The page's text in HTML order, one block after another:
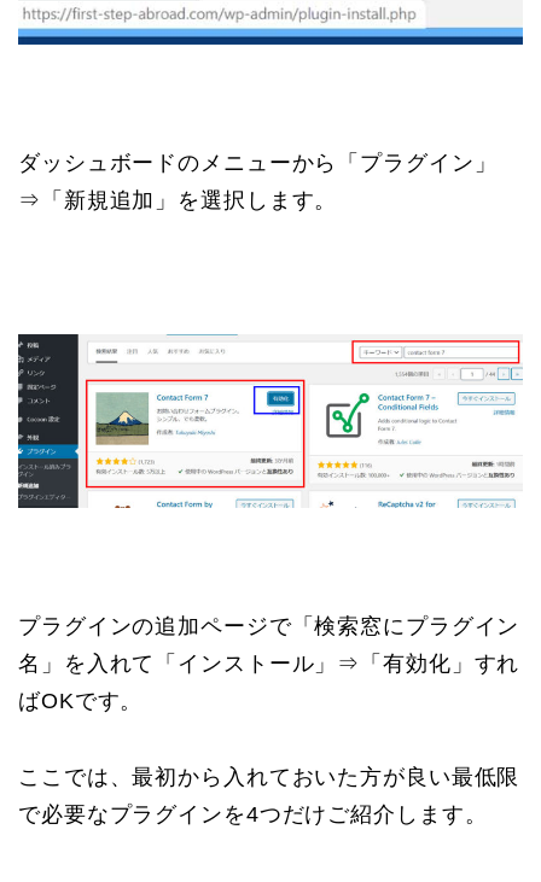
ダッシュボードのメニューから「プラグイン」
⇒「新規追加」を選択します。
プラグインの追加ページで「検索窓にプラグイン
名」を入れて「インストール」⇒「有効化」すれ
ばOKです。
ここでは、最初から入れておいた方が良い最低限
で必要なプラグインを4つだけご紹介します。